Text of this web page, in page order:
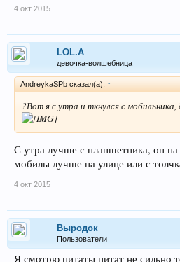
4 окт 2015
LOL.A
девочка-волшебница
AndreykaSPb сказал(а): ↑
?Вот я с утра и ткнулся с
С утра лучше с планшетника, он на
мобилы лучше на улице или с
4 окт 2015
Выродок
Пользователи
Я смотрю цитаты цитат не сильно